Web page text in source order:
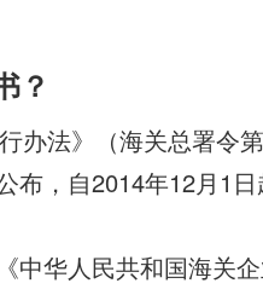
？
办法》（海关总署令
布，自2014年12月1
中华人民共和国海关